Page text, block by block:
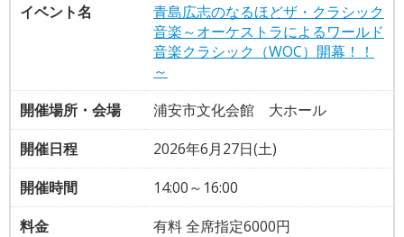
イベント名
青島広志のなるほどザ・クラシック
音楽～オーケストラによるワールド
音楽クラシック（WOC）開幕！！
～
開催場所・会場
浦安市文化会館 大ホール
開催日程
2026年6月27日(土)
開催時間
14:00～16:00
料金
有料 全席指定6000円